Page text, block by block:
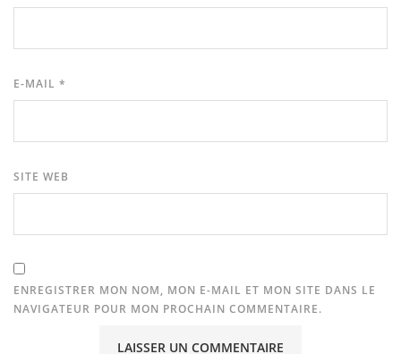
E-MAIL *
SITE WEB
ENREGISTRER MON NOM, MON E-MAIL ET MON SITE DANS LE
NAVIGATEUR POUR MON PROCHAIN COMMENTAIRE.